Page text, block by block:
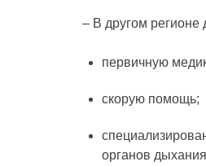
– В другом
первичную
скорую помощь;
органов